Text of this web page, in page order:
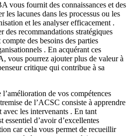
vous fournit des connaissances et des
lacunes dans les processus ou les
et les analyser efficacement .
des recommandations stratégiques
des besoins des parties
. En acquérant ces
vous pourrez ajouter plus de valeur à
critique qui contribue à sa
de vos compétences
de l’ACSC consiste à apprendre
les intervenants . En tant
essentiel d’avoir d’excellentes
car cela vous permet de recueillir